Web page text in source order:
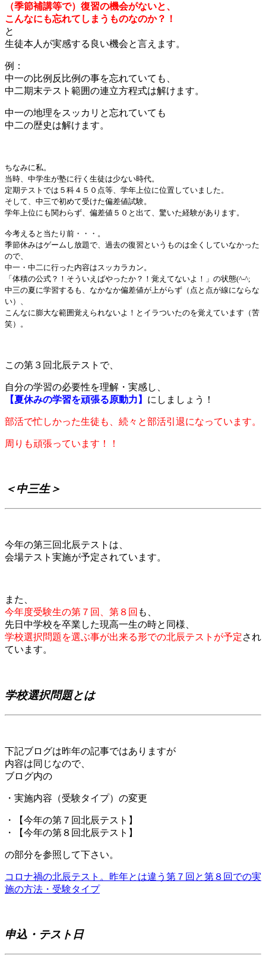
（季節補講等で）復習の機会がないと、
こんなにも忘れてしまうものなのか？！
と
生徒本人が実感する良い機会と言えます。
例：
中一の比例反比例の事を忘れていても、
中二期末テスト範囲の連立方程式は解けます。
中一の地理をスッカリと忘れていても
中二の歴史は解けます。
ちなみに私。
当時、中学生が塾に行く生徒は少ない時代。
定期テストでは５科４５０点等、学年上位に位置していました。
そして、中三で初めて受けた偏差値試験。
学年上位にも関わらず、偏差値５０と出て、驚いた経験があります。
今考えると当たり前・・・。
季節休みはゲームし放題で、過去の復習というものは全くしていなかった
ので、
中一・中二に行った内容はスッカラカン。
「体積の公式？！そういえばやったか？！覚えてないよ！」の状態(^-^;
中三の夏に学習するも、なかなか偏差値が上がらず（点と点が線にならな
い）、
こんなに膨大な範囲覚えられないよ！とイラついたのを覚えています（苦
笑）。
この第３回北辰テストで、
自分の学習の必要性を理解・実感し、
【夏休みの学習を頑張る原動力】 にしましょう！
部活で忙しかった生徒も、続々と部活引退になっています。
周りも頑張っています！！
＜中三生＞
今年の第三回北辰テストは、
会場テスト実施が予定されています。
また、
今年度受験生の第７回、第８回 も、
先日中学校を卒業した現高一生の時と同様、
学校選択問題を選ぶ事が出来る形での北辰テストが予定され
ています。
学校選択問題とは
下記ブログは昨年の記事ではありますが
内容は同じなので、
ブログ内の
・実施内容（受験タイプ）の変更
・【今年の第７回北辰テスト】
・【今年の第８回北辰テスト】
の部分を参照して下さい。
コロナ禍の北辰テスト。昨年とは違う第７回と第８回での実
施の方法・受験タイプ
申込・テスト日